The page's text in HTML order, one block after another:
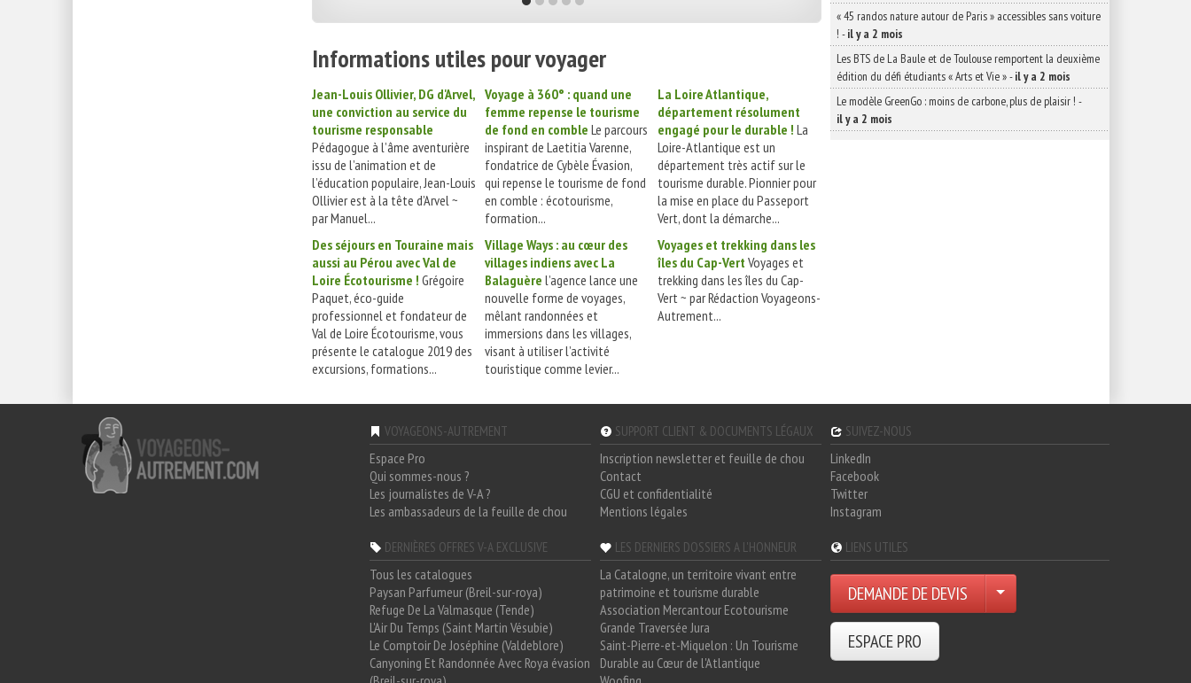
Informations utiles pour voyager
Jean-Louis Ollivier, DG d'Arvel,
une conviction au service du
tourisme responsable
Pédagogue à l’âme aventurière
issu de l’animation et de
l’éducation populaire, Jean-Louis
Ollivier est à la tête d’Arvel ~
par Manuel...
Voyage à 360° : quand une
femme repense le tourisme
de fond en comble Le parcours
inspirant de Laetitia Varenne,
fondatrice de Cybèle Évasion,
qui repense le tourisme de fond
en comble : écotourisme,
formation...
La Loire Atlantique,
département résolument
engagé pour le durable ! La
Loire-Atlantique est un
département très actif sur le
tourisme durable. Pionnier pour
la mise en place du Passeport
Vert, dont la démarche...
Des séjours en Touraine mais
aussi au Pérou avec Val de
Loire Écotourisme ! Grégoire
Paquet, éco-guide
professionnel et fondateur de
Val de Loire Écotourisme, vous
présente le catalogue 2019 des
excursions, formations...
Village Ways : au cœur des
villages indiens avec La
Balaguère l’agence lance une
nouvelle forme de voyages,
mêlant randonnées et
immersions dans les villages,
visant à utiliser l’activité
touristique comme levier...
Voyages et trekking dans les
îles du Cap-Vert Voyages et
trekking dans les îles du Cap-
Vert ~ par Rédaction Voyageons-
Autrement...
« 45 randos nature autour de Paris » accessibles sans voiture
! -il y a 2 mois
Les BTS de La Baule et de Toulouse remportent la deuxième
édition du défi étudiants « Arts et Vie »-il y a 2 mois
Le modèle GreenGo : moins de carbone, plus de plaisir ! -
il y a 2 mois
VOYAGEONS-AUTREMENT
Espace Pro
Qui sommes-nous ?
Les journalistes de V-A ?
Les ambassadeurs de la feuille de chou
SUPPORT CLIENT & DOCUMENTS LÉGAUX
Inscription newsletter et feuille de chou
Contact
CGU et confidentialité
Mentions légales
SUIVEZ-NOUS
LinkedIn
Facebook
Twitter
Instagram
DERNIÈRES OFFRES V-A EXCLUSIVE
Tous les catalogues
Paysan Parfumeur (Breil-sur-roya)
Refuge De La Valmasque (Tende)
L'Air Du Temps (Saint Martin Vésubie)
Le Comptoir De Joséphine (Valdeblore)
Canyoning Et Randonnée Avec Roya évasion
LES DERNIERS DOSSIERS A L'HONNEUR
La Catalogne, un territoire vivant entre
patrimoine et tourisme durable
Association Mercantour Ecotourisme
Grande Traversée Jura
Saint-Pierre-et-Miquelon : Un Tourisme
Durable au Cœur de l'Atlantique
LIENS UTILES
DEMANDE DE DEVIS
ESPACE PRO